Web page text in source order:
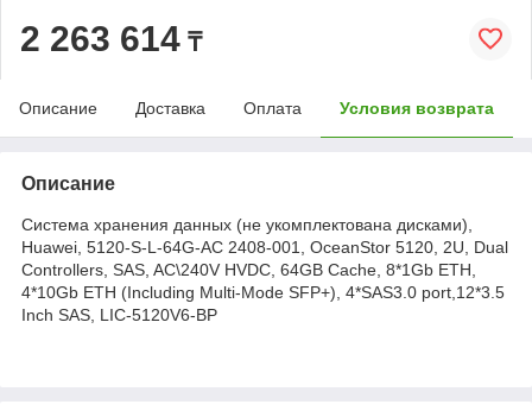
2 263 614 ₸
Описание Доставка Оплата Условия возврата
Описание
Система хранения данных (не укомплектована дисками),
Huawei, 5120-S-L-64G-AC 2408-001, OceanStor 5120, 2U, Dual
Controllers, SAS, AC\240V HVDC, 64GB Cache, 8*1Gb ETH,
4*10Gb ETH (Including Multi-Mode SFP+), 4*SAS3.0 port,12*3.5
Inch SAS, LIC-5120V6-BP